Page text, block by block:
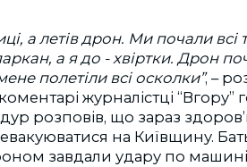
а летів дрон. Ми почали всі
а я до - хвіртки. Дрон
полетіли всі осколки”, –
журналістці “Вгору”
розповів, що зараз
на Київщину.
завдали удару по машині